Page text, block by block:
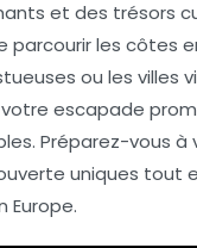
et des trésors
parcourir les côtes
ou les villes
escapade
Préparez-vous à
uniques tout
Europe.